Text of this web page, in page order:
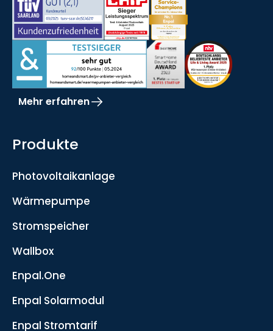
Mehr erfahren
Produkte
Photovoltaikanlage
Wärmepumpe
Stromspeicher
Wallbox
Enpal.One
Enpal Solarmodul
Enpal Stromtarif